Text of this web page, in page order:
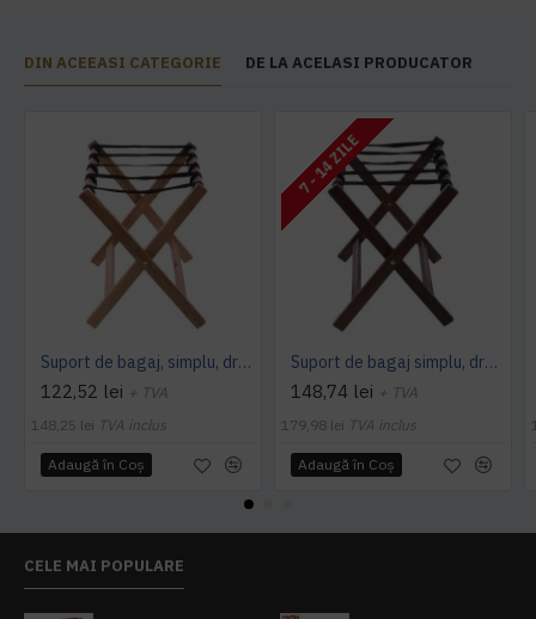
DIN ACEEASI CATEGORIE DE LA ACELASI PRODUCATOR
Suport de bagaj, simplu, drept, fabricat din lemn de fag
122,52 lei + TVA
148,25 lei TVA inclus
Adaugă în Coş
7 - 14 ZILE
Suport de bagaj simplu, drept- Stejar
148,74 lei + TVA
179,98 lei TVA inclus
Adaugă în Coş
CELE MAI POPULARE